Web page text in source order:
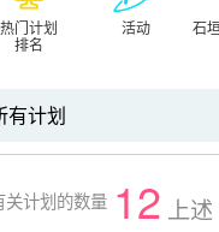
热门计划
排名
活动 石
关计划的数量 12 上述